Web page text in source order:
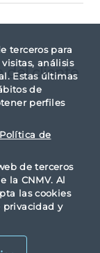
terceros para
análisis
Estas últimas
de
perfiles
Política de
de terceros
la CNMV. Al
las cookies
privacidad y
del cliente